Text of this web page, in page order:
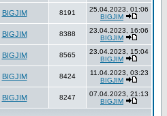
BIGJIM 8191
25.04.2023, 01:06
BIGJIM
BIGJIM 8388
23.04.2023, 16:06
BIGJIM
BIGJIM 8565
23.04.2023, 15:04
BIGJIM
BIGJIM 8424
11.04.2023, 03:23
BIGJIM
BIGJIM 8247
07.04.2023, 21:13
BIGJIM